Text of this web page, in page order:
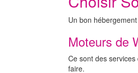
Un bon
Moteurs de
Ce sont des
faire.